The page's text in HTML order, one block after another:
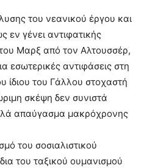
του νεανικού έργου και
εν γένει αντιφατικής
Μαρξ από τον Αλτουσσέρ,
εσωτερικές αντιφάσεις στη
ίδιου του Γάλλου στοχαστή
σκέψη δεν συνιστά
απαύγασμα μακρόχρονης
του σοσιαλιστικού
του ταξικού ουμανισμού